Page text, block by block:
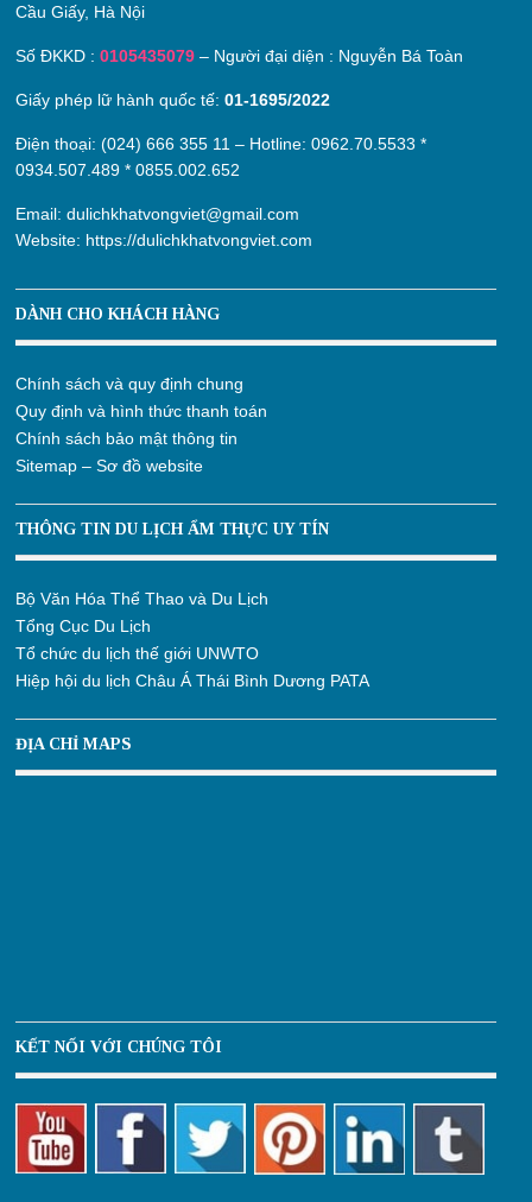
Cầu Giấy, Hà Nội
Số ĐKKD :0105435079 – Người đại diện : Nguyễn Bá Toàn
Giấy phép lữ hành quốc tế:01-1695/2022
Điện thoại: (024) 666 355 11 – Hotline:0962.70.5533 *
0934.507.489 *0855.002.652
Email:dulichkhatvongviet@gmail.com
Website: https://dulichkhatvongviet.com
DÀNH CHO KHÁCH HÀNG
Chính sách và quy định chung
Quy định và hình thức thanh toán
Chính sách bảo mật thông tin
Sitemap – Sơ đồ website
THÔNG TIN DU LỊCH ẨM THỰC UY TÍN
Bộ Văn Hóa Thể Thao và Du Lịch
Tổng Cục Du Lịch
Tổ chức du lịch thế giới UNWTO
Hiệp hội du lịch Châu Á Thái Bình Dương PATA
ĐỊA CHỈ MAPS
KẾT NỐI VỚI CHÚNG TÔI